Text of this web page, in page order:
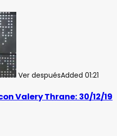
Ver despuésAdded 01:21
Valery Thrane: 30/12/19